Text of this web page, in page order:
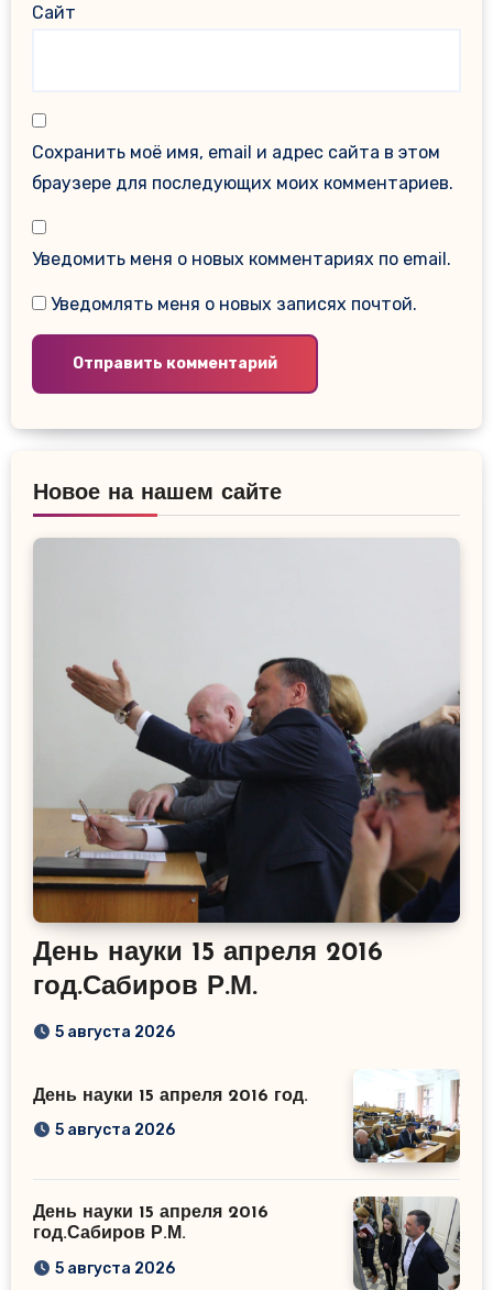
Сайт
Сохранить моё имя, email и адрес сайта в этом
браузере для последующих моих комментариев.
Уведомить меня о новых комментариях по email.
Уведомлять меня о новых записях почтой.
Новое на нашем сайте
День науки 15 апреля 2016
год.Сабиров Р.М.
5 августа 2026
День науки 15 апреля 2016 год.
5 августа 2026
День науки 15 апреля 2016
год.Сабиров Р.М.
5 августа 2026